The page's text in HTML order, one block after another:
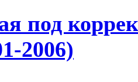
под
2006)